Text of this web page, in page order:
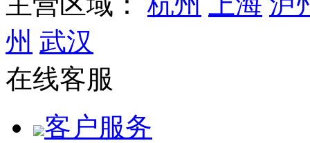
州 武汉
在线客服
客户服务